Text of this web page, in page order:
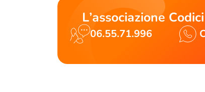
L’associazione
06.55.71.996